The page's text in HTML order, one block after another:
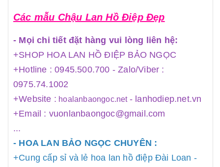
Các mẫu Chậu Lan Hồ Điệp Đẹp
- Mọi chi tiết đặt hàng vui lòng liên hệ:
+SHOP HOA LAN HỒ ĐIỆP BẢO NGỌC
+Hotline : 0945.500.700 - Zalo/Viber :
0975.74.1002
+Website : hoalanbaongoc.net - lanhodiep.net.vn
+Email : vuonlanbaongoc@gmail.com
...
- HOA LAN BẢO NGỌC CHUYÊN :
+Cung cấp sỉ và lẻ hoa lan hồ điệp Đài Loan -